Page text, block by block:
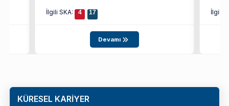
İlgili SKA: 4 17
Devamı
İlgili
KÜRESEL KARİYER